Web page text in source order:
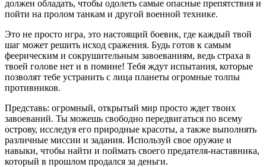
должен обладать, чтобы одолеть самые опасные препятствия и
пойти на пролом танкам и другой военной технике.
Это не просто игра, это настоящий боевик, где каждый твой
шаг может решить исход сражения. Будь готов к самым
феерическим и сокрушительным завоеваниям, ведь страха в
твоей голове нет и в помине! Тебя ждут испытания, которые
позволят тебе устранить с лица планеты огромные толпы
противников.
Представь: огромный, открытый мир просто ждет твоих
завоеваний. Ты можешь свободно передвигаться по всему
острову, исследуя его природные красоты, а также выполнять
различные миссии и задания. Используй свое оружие и
навыки, чтобы найти и поймать своего предателя-наставника,
который в прошлом продался за деньги.